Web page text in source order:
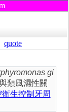
quote
gi
類風濕性關
生控制牙周